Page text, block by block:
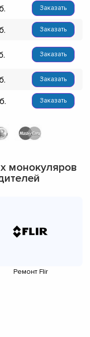
Заказать
Заказать
Заказать
Заказать
Заказать
монокуляров
Ремонт Flir